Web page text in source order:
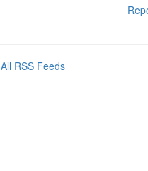
All RSS Feeds